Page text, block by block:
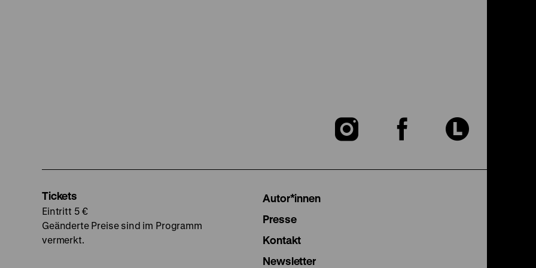
Zu
Zu
Zu
Tickets
Eintritt 5 €
Geänderte Preise sind im Programm
vermerkt.
Autor*innen
Presse
Kontakt
Newsletter